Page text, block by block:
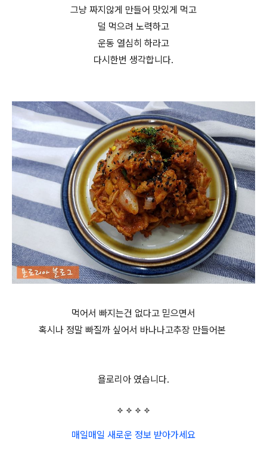
그냥 짜지않게 만들어 맛있게 먹고
덜 먹으려 노력하고
운동 열심히 하라고
다시한번 생각합니다.
먹어서 빠지는건 없다고 믿으면서
혹시나 정말 빠질까 싶어서 바나나고추장 만들어본
욜로리아 였습니다.
매일매일 새로운 정보 받아가세요